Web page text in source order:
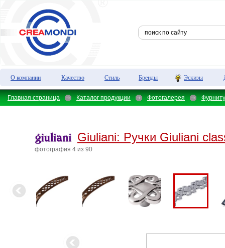
О компании Качество Стиль Бренды Эскизы
Главная страница Каталог продукции Фотогалерея
Giuliani: Ручки Giuliani
фотография 4 из 90